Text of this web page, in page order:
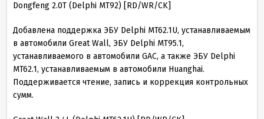
Dongfeng 2.0T (Delphi MT92) [RD/WR/CK]
Добавлена поддержка ЭБУ Delphi MT62.1U, устанавливаемым
в автомобили Great Wall, ЭБУ Delphi MT95.1,
устанавливаемого в автомобили GAC, а также ЭБУ Delphi
MT62.1, устанавливаемым в автомобили Huanghai.
Поддерживается чтение, запись и коррекция контрольных
сумм.